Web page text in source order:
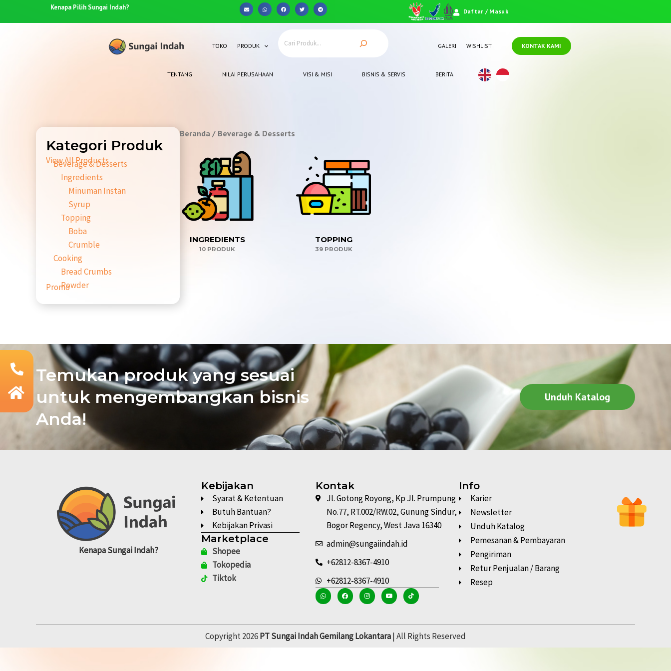
Kenapa Pilih Sungai Indah? Anda punya pertanyaan? Hubungi 0812-8367-4910 Daftar / Masuk
TOKO PRODUK GALERI WISHLIST KONTAK KAMI
TENTANG NILAI PERUSAHAAN VISI & MISI BISNIS & SERVIS BERITA
Kategori Produk
View All Products
Beverage & Desserts
Ingredients
Minuman Instan
Syrup
Topping
Boba
Crumble
Cooking
Bread Crumbs
Powder
Promo
Beranda / Beverage & Desserts
INGREDIENTS
10 PRODUK
TOPPING
39 PRODUK
Temukan produk yang sesuai
untuk mengembangkan bisnis
Anda!
Unduh Katalog
KenapaSungai Indah?
Kebijakan
Syarat & Ketentuan
Butuh Bantuan?
Kebijakan Privasi
Marketplace
Shopee
Tokopedia
Tiktok
Kontak
Jl. Gotong Royong, Kp Jl. Prumpung
No.77, RT.002/RW.02, Gunung Sindur,
Bogor Regency, West Java 16340
admin@sungaiindah.id
+62812-8367-4910
+62812-8367-4910
Info
Karier
Newsletter
Unduh Katalog
Pemesanan & Pembayaran
Pengiriman
Retur Penjualan / Barang
Resep
Copyright 2026PT Sungai Indah Gemilang Lokantara| All Rights Reserved